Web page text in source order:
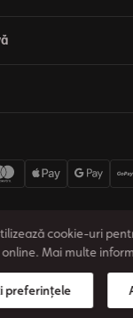
- RO. Toate
din contract
cookie-uri
online.Mai multe
preferințele